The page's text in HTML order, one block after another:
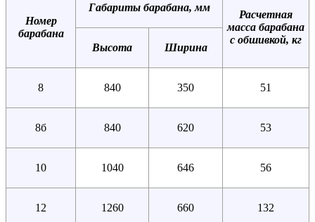
Номер
барабана
Габариты барабана, мм
Расчетная
масса барабана
с обшивкой, кг
Высота Ширина
8 840 350 51
8б 840 620 53
10 1040 646 56
12 1260 660 132